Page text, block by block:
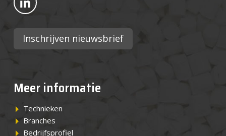
Inschrijven nieuwsbrief
Meer informatie
Technieken
Branches
Bedrijfsprofiel